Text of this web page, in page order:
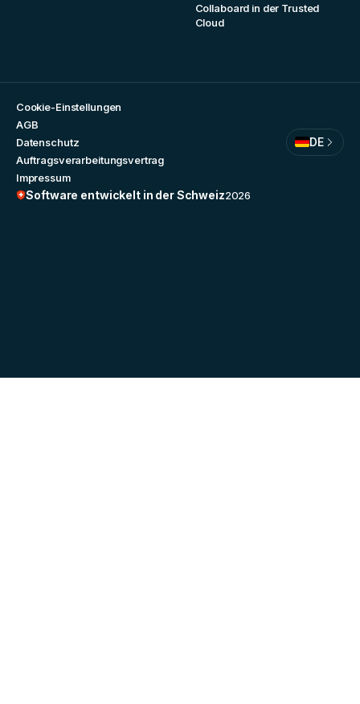
Collaboard in der Trusted
Cloud
Software entwickelt in der Schweiz2026
Cookie-Einstellungen
AGB
Datenschutz
Auftragsverarbeitungsvertrag
Impressum
DE